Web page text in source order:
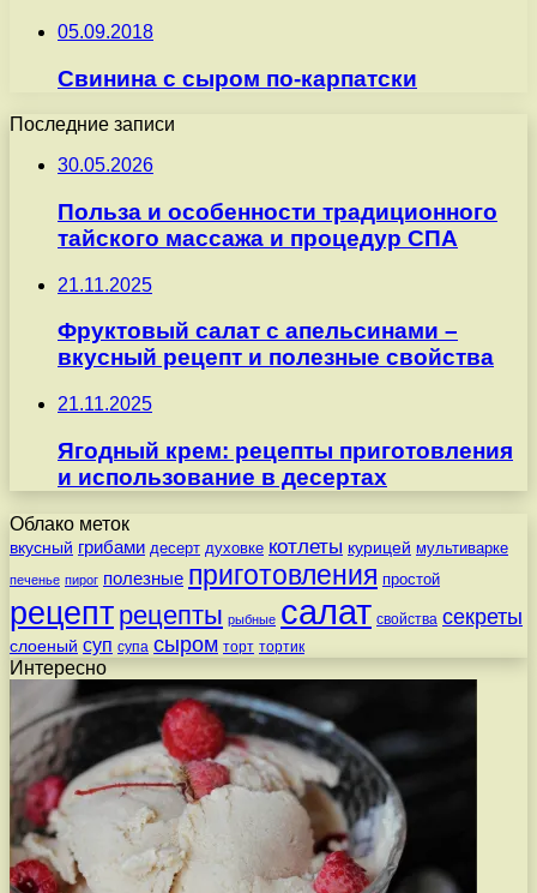
05.09.2018
Свинина с сыром по-карпатски
Последние записи
30.05.2026
Польза и особенности традиционного
тайского массажа и процедур СПА
21.11.2025
Фруктовый салат с апельсинами –
вкусный рецепт и полезные свойства
21.11.2025
Ягодный крем: рецепты приготовления
и использование в десертах
Облако меток
вкусный грибами десерт духовке котлеты курицей мультиварке
печенье пирог полезные приготовления простой
рецепт рецепты рыбные салат свойства секреты
слоеный суп супа сыром торт тортик
Интересно